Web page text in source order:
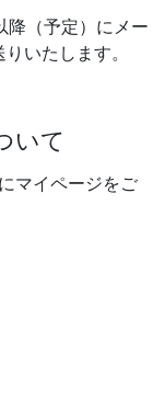
（予定）にメー
いたします。
いて
マイページをご